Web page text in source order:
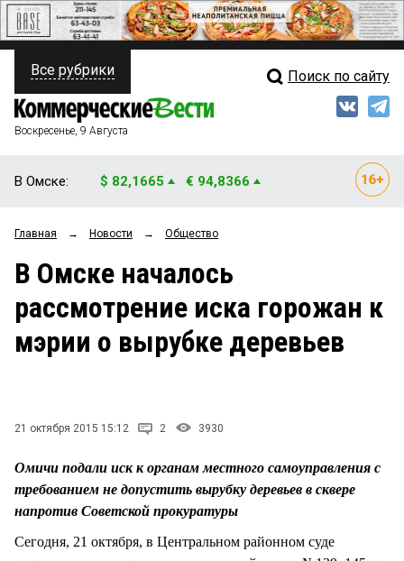
ПОЛИТИКА
ФИНАНСЫ
ОБЩЕСТВО
ЗАКОН
НОВОСТИ КОМПАНИЙ
Свежий выпуск
Блоги
Архив
Все рубрики Поиск по сайту
Воскресенье, 9 Августа
В Омске: $ 82,1665 € 94,8366
Главная → Новости → Общество
В Омске началось
рассмотрение иска горожан к
мэрии о вырубке деревьев
21 октября 2015 15:12 2 3930
Омичи подали иск к органам местного самоуправления с
требованием не допустить вырубку деревьев в сквере
напротив Советской прокуратуры
Сегодня, 21 октября, в Центральном районном суде